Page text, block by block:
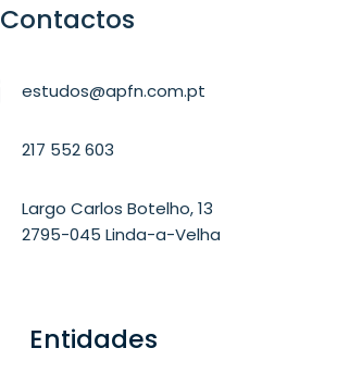
Contactos
estudos@apfn.com.pt
217 552 603
Largo Carlos Botelho, 13
2795-045 Linda-a-Velha
Entidades